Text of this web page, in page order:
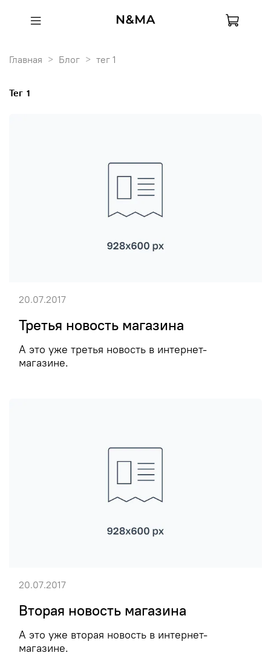
Главная Блог тег 1
тег 1
Третья новость магазина
А это уже третья новость в интернет-
магазине.
20.07.2017
Вторая новость магазина
А это уже вторая новость в интернет-
магазине.
20.07.2017